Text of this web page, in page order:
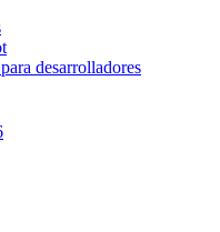
desarrolladores